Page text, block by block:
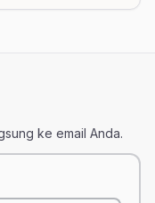
ke email Anda.